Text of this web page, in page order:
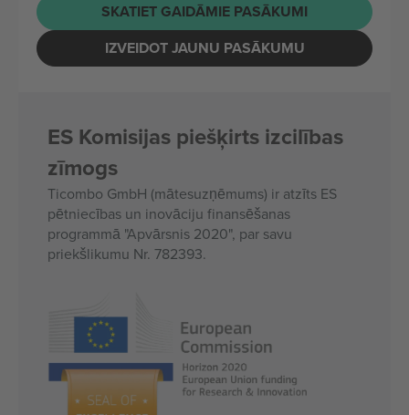
SKATIET GAIDĀMIE PASĀKUMI
IZVEIDOT JAUNU PASĀKUMU
ES Komisijas piešķirts izcilības
zīmogs
Ticombo GmbH (mātesuzņēmums) ir atzīts ES
pētniecības un inovāciju finansēšanas
programmā "Apvārsnis 2020", par savu
priekšlikumu Nr. 782393.